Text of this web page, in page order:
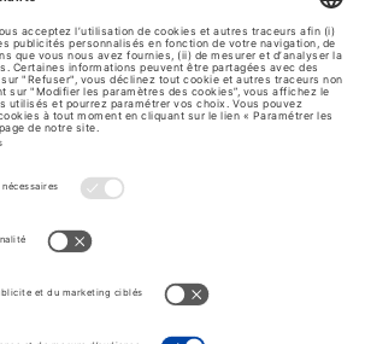
Voir plus de contenus...